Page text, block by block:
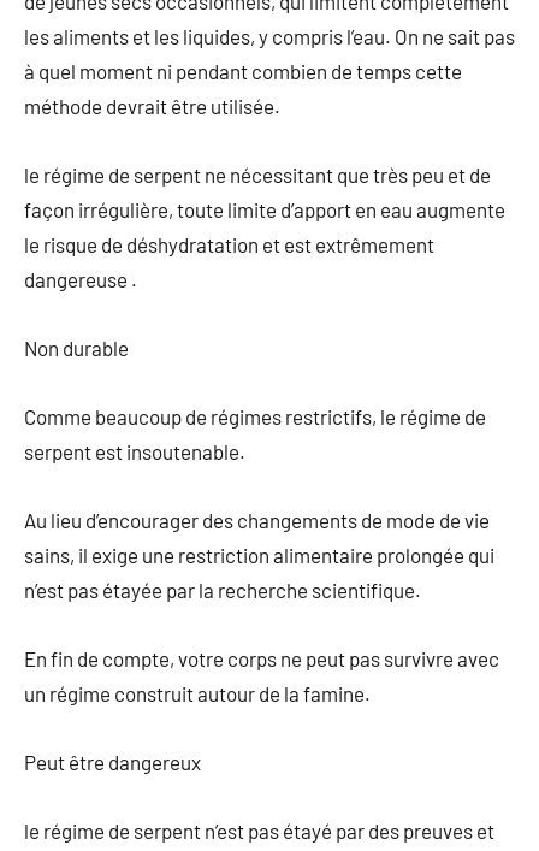
les aliments et les liquides, y compris l’eau. On ne sait pas
à quel moment ni pendant combien de temps cette
méthode devrait être utilisée.
le régime de serpent ne nécessitant que très peu et de
façon irrégulière, toute limite d’apport en eau augmente
le risque de déshydratation et est extrêmement
dangereuse .
Non durable
Comme beaucoup de régimes restrictifs, le régime de
serpent est insoutenable.
Au lieu d’encourager des changements de mode de vie
sains, il exige une restriction alimentaire prolongée qui
n’est pas étayée par la recherche scientifique.
En fin de compte, votre corps ne peut pas survivre avec
un régime construit autour de la famine.
Peut être dangereux
le régime de serpent n’est pas étayé par des preuves et